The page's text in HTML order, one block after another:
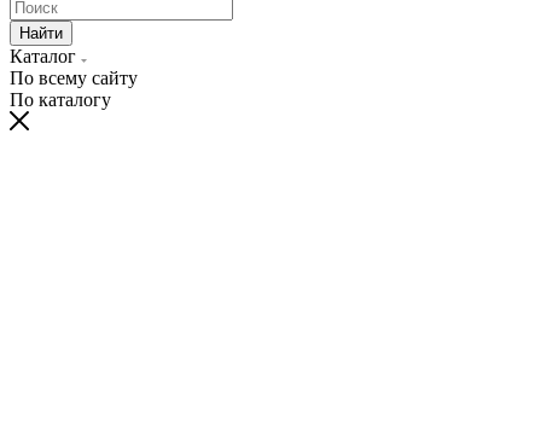
Найти
Каталог
По всему сайту
По каталогу